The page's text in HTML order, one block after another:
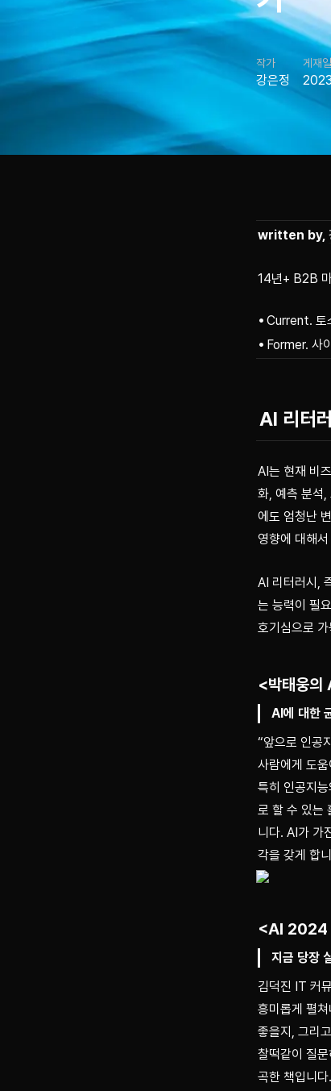
작가
강은정
게재일
written by,
14년+ B2B
Current. 토
Former. 사
AI 리터
AI는 현재 비
화, 예측 분석,
에도 엄청난
영향에 대해
AI 리터러시,
는 능력이 필
호기심으로
<박태웅의
AI에 대한
“앞으로 인공
사람에게 도
특히 인공지
로 할 수 있는
니다. AI가 가
각을 갖게 합
<AI 2024
지금 당장
김덕진 IT 커
흥미롭게 펼
좋을지, 그리
찰떡같이 질
곡한 책입니